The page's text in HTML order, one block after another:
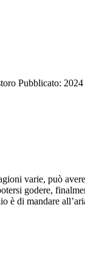
Pubblicato: 2024
varie, può
godere,
è di mandare